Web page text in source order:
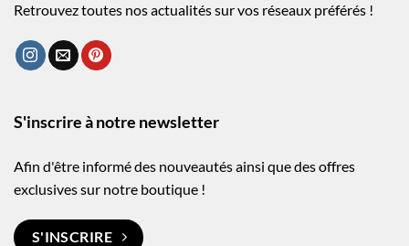
Retrouvez toutes nos actualités sur vos réseaux préférés !
S'inscrire à notre newsletter
Afin d'être informé des nouveautés ainsi que des offres
exclusives sur notre boutique !
S'INSCRIRE